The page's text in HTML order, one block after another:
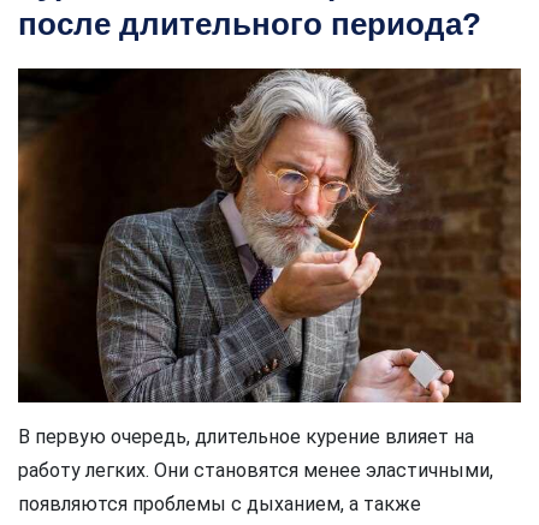
после длительного периода?
В первую очередь, длительное курение влияет на
работу легких. Они становятся менее эластичными,
появляются проблемы с дыханием, а также